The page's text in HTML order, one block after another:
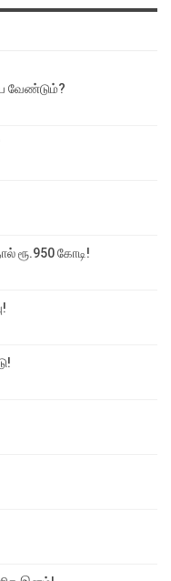
வேண்டும்?
ரூ.950 கோடி!